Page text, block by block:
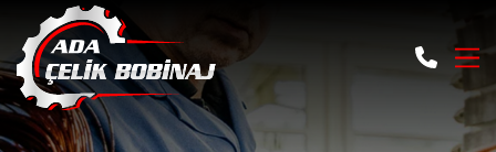
Elektrik Motor Sarım